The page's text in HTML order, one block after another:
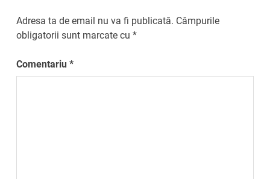
Adresa ta de email nu va fi publicată. Câmpurile
obligatorii sunt marcate cu*
Comentariu*